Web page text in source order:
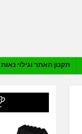
תקנון האתר וגילוי נאות